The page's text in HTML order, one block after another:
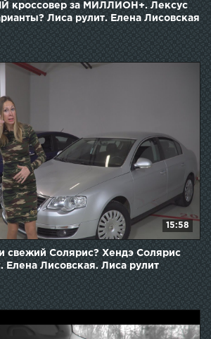
за МИЛЛИОН+. Лексус
Лиса рулит. Елена Лисовская
15:58
свежий Солярис? Хендэ Солярис
Елена Лисовская. Лиса рулит